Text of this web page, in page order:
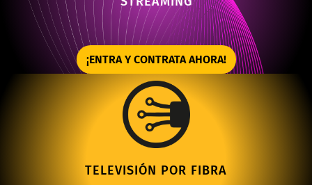
¡ENTRA Y CONTRATA AHORA!
TELEVISIÓN POR FIBRA